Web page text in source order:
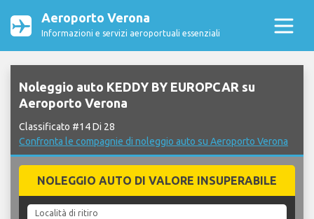
Aeroporto Verona
Informazioni e servizi aeroportuali essenziali
Noleggio auto KEDDY BY EUROPCAR su
Aeroporto Verona
Classificato #14 Di 28
Confronta le compagnie di noleggio auto su Aeroporto Verona
NOLEGGIO AUTO DI VALORE INSUPERABILE
Località di ritiro